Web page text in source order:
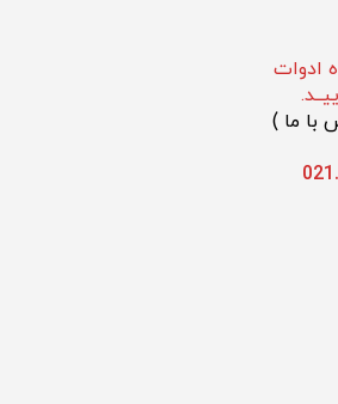
ادوات
با ما )